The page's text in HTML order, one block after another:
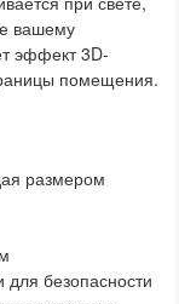
вашему
эффект 3D-
помещения.
размером
безопасности